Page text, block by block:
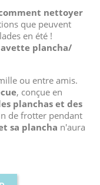
nettoyer
que peuvent
en été !
plancha/
ou entre amis.
, conçue en
planchas et des
de frotter pendant
sa plancha n'aura